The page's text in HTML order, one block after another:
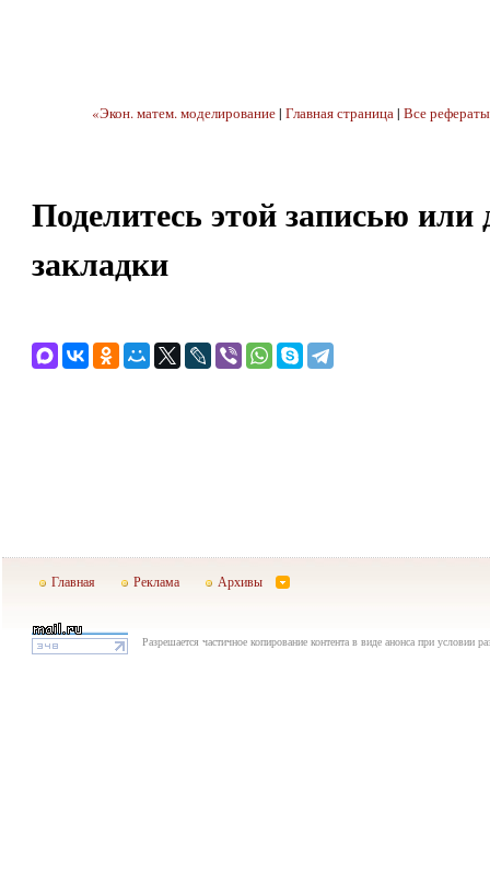
«Экон. матем. моделирование| Главная страница| Все рефераты
Поделитесь этой записью или
закладки
Главная Реклама Архивы
Разрешается частичное копирование контента в виде анонса при условии